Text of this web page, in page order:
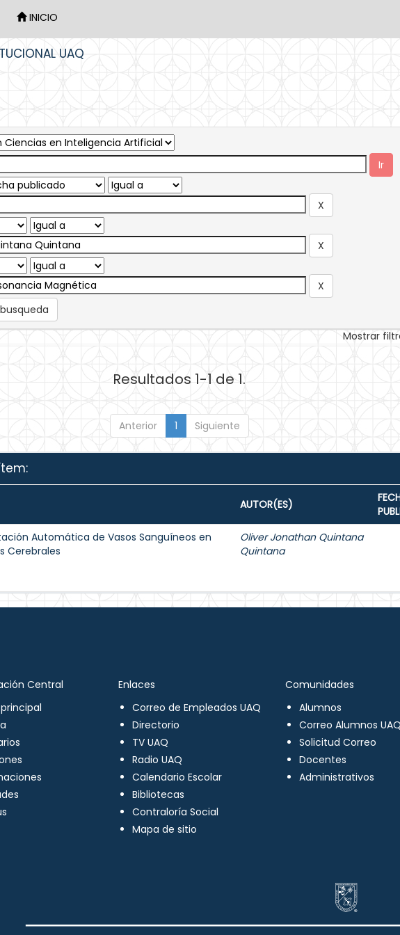
INICIO
UAQ
Mostrar
Resultados 1-1 de 1.
Anterior 1 Siguiente
AUTOR(ES)
Automática de Vasos Sanguíneos en
Cerebrales
Oliver Jonathan Quintana
Quintana
Central
Enlaces
Correo de Empleados UAQ
Directorio
TV UAQ
Radio UAQ
Calendario Escolar
Bibliotecas
Contraloría Social
Mapa de sitio
Comunidades
Alumnos
Correo Alumnos UAQ
Solicitud Correo
Docentes
Administrativos